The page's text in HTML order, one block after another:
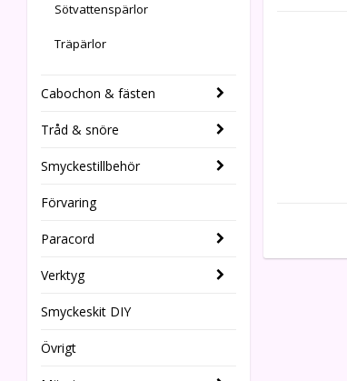
Sötvattenspärlor
Träpärlor
Cabochon & fästen
Tråd & snöre
Smyckestillbehör
Förvaring
Paracord
Verktyg
Smyckeskit DIY
Övrigt